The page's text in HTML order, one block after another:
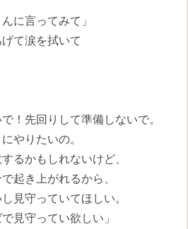
に言ってみて」
て涙を拭いて
！先回りして準備しないで。
やりたいの。
るかもしれないけど、
起き上がれるから、
見守っていてほしい。
見守ってい欲しい」